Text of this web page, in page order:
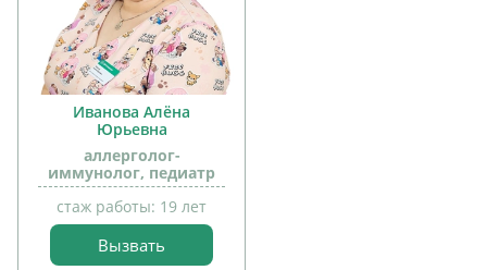
прием
детей
Иванова Алёна
Юрьевна
аллерголог-
иммунолог, педиатр
стаж работы: 19 лет
Вызвать